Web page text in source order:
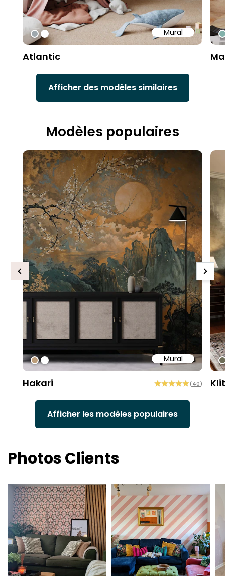
Mural
#9fa8ad
#ffffff
Atlantic
Afficher des modèles similaires
Modèles populaires
Mural
#bd9e7a
#ffffff
Hakari (40)
Previous Next
Afficher les modèles populaires
Photos Clients